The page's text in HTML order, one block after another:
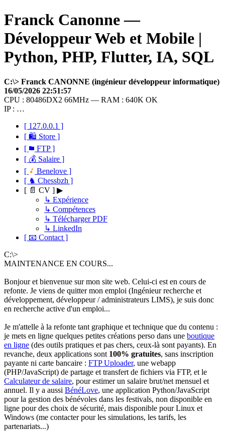
Franck Canonne —
Développeur Web et Mobile |
Python, PHP, Flutter, IA, SQL
C:\> Franck CANONNE (ingénieur développeur informatique)
16/05/2026 22:51:57
CPU : 80486DX2 66MHz — RAM : 640K OK
IP : …
[ 127.0.0.1 ]
[ 🛍 Store ]
[
FTP ]
[ 💰 Salaire ]
[
Benelove ]
[ ♞ Chessbzh ]
[ 📄 CV ] ▶
↳ Expérience
↳ Compétences
↳ Télécharger PDF
↳ LinkedIn
[ 📧 Contact ]
C:\>
MAINTENANCE EN COURS...
Bonjour et bienvenue sur mon site web. Celui-ci est en cours de
refonte. Je viens de quitter mon emploi (Ingénieur recherche et
développement, développeur / administrateurs LIMS), je suis donc
en recherche active d'un emploi...
Je m'attelle à la refonte tant graphique et technique que du contenu :
je mets en ligne quelques petites créations perso dans une boutique
en ligne (des outils pratiques et pas chers, ceux-là sont payants). En
revanche, deux applications sont 100% gratuites, sans inscription
payante ni carte bancaire : FTP Uploader, une webapp
(PHP/JavaScript) de partage et transfert de fichiers via FTP, et le
Calculateur de salaire, pour estimer un salaire brut/net mensuel et
annuel. Il y a aussi BénéLove, une application Python/JavaScript
pour la gestion des bénévoles dans les festivals, non disponible en
ligne pour des choix de sécurité, mais disponible pour Linux et
Windows (me contacter pour les simulations, les tarifs, les
partenariats...)